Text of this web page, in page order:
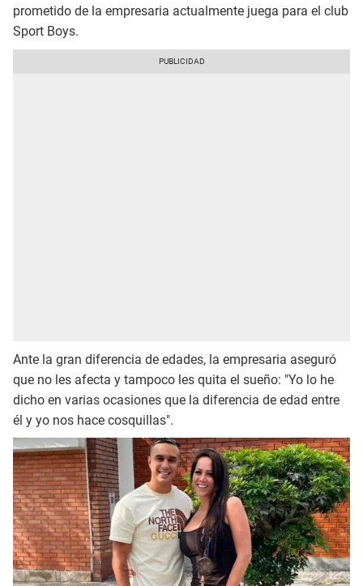
prometido de la empresaria actualmente juega para el club
Sport Boys.
Ante la gran diferencia de edades, la empresaria aseguró
que no les afecta y tampoco les quita el sueño: "Yo lo he
dicho en varias ocasiones que la diferencia de edad entre
él y yo nos hace cosquillas".